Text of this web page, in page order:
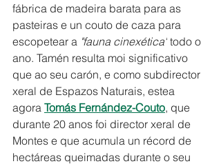
fábrica de madeira barata para as
pasteiras e un couto de caza para
escopetear a "fauna cinexética" todo o
ano. Tamén resulta moi significativo
que ao seu carón, e como subdirector
xeral de Espazos Naturais, estea
agora Tomás Fernández-Couto, que
durante 20 anos foi director xeral de
Montes e que acumula un récord de
hectáreas queimadas durante o seu